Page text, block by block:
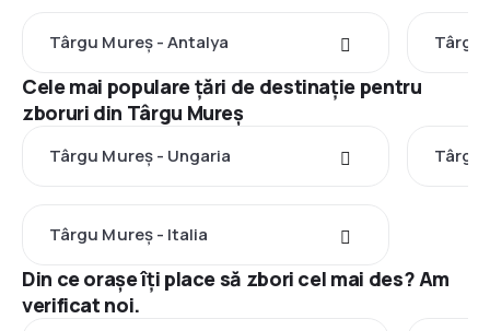
Târgu Mureș - Antalya Târgu
Cele mai populare țări de destinație pentru
zboruri din Târgu Mureș
Târgu Mureș - Ungaria Târgu
Târgu Mureș - Italia
Din ce orașe îți place să zbori cel mai des? Am
verificat noi.